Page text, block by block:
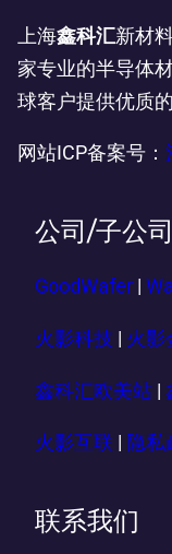
上海鑫科汇新材
家专业的半导体
球客户提供优质
网站ICP备案号：
公司/子公
GoodWafer
火影科技 火影
鑫科汇欧美站 |
火影互联 隐私
联系我们